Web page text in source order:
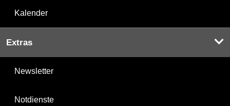
Kalender
Extras
Newsletter
Notdienste